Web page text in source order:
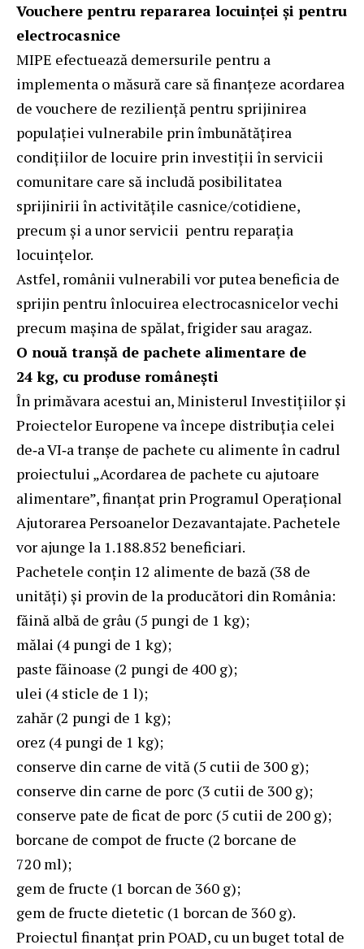
Vouchere pentru repararea locuinței și pentru
electrocasnice
MIPE efectuează demersurile pentru a
implementa o măsură care să finanțeze acordarea
de vouchere de reziliență pentru sprijinirea
populației vulnerabile prin îmbunătățirea
condițiilor de locuire prin investiții în servicii
comunitare care să includă posibilitatea
sprijinirii în activitățile casnice/cotidiene,
precum și a unor servicii pentru reparația
locuințelor.
Astfel, românii vulnerabili vor putea beneficia de
sprijin pentru înlocuirea electrocasnicelor vechi
precum mașina de spălat, frigider sau aragaz.
O nouă tranșă de pachete alimentare de
24 kg, cu produse românești
În primăvara acestui an, Ministerul Investițiilor și
Proiectelor Europene va începe distribuția celei
de‑a VI‑a tranșe de pachete cu alimente în cadrul
proiectului „Acordarea de pachete cu ajutoare
alimentare”, finanțat prin Programul Operațional
Ajutorarea Persoanelor Dezavantajate. Pachetele
vor ajunge la 1.188.852 beneficiari.
Pachetele conțin 12 alimente de bază (38 de
unități) și provin de la producători din România:
făină albă de grâu (5 pungi de 1 kg);
mălai (4 pungi de 1 kg);
paste făinoase (2 pungi de 400 g);
ulei (4 sticle de 1 l);
zahăr (2 pungi de 1 kg);
orez (4 pungi de 1 kg);
conserve din carne de vită (5 cutii de 300 g);
conserve din carne de porc (3 cutii de 300 g);
conserve pate de ficat de porc (5 cutii de 200 g);
borcane de compot de fructe (2 borcane de
720 ml);
gem de fructe (1 borcan de 360 g);
gem de fructe dietetic (1 borcan de 360 g).
Proiectul finanțat prin POAD, cu un buget total de